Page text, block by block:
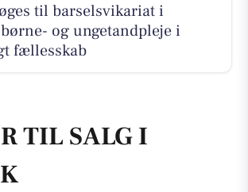
til barselsvikariat i
og ungetandpleje i
fællesskab
TIL SALG I